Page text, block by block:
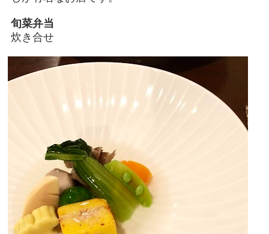
旬菜弁当
炊き合せ